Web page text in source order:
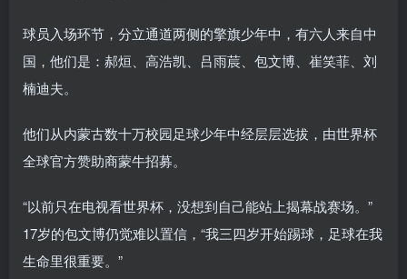
球员入场环节，分立通道两侧的擎旗少年中，有六人来自中
国，他们是：郝烜、高浩凯、吕雨莀、包文博、崔笑菲、刘
楠迪夫。
他们从内蒙古数十万校园足球少年中经层层选拔，由世界杯
全球官方赞助商蒙牛招募。
“以前只在电视看世界杯，没想到自己能站上揭幕战赛场。”
17岁的包文博仍觉难以置信，“我三四岁开始踢球，足球在我
生命里很重要。”